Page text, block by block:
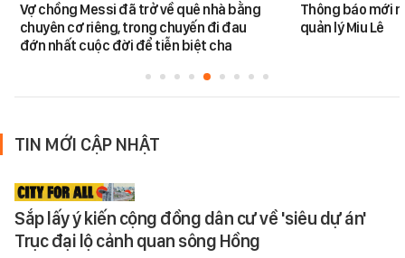
Vợ chồng Messi đã trở về quê nhà bằng
chuyên cơ riêng, trong chuyến đi đau
đớn nhất cuộc đời để tiễn biệt cha
Thông báo mới
quản lý Miu Lê
TIN MỚI CẬP NHẬT
Sắp lấy ý kiến cộng đồng dân cư về 'siêu dự án'
Trục đại lộ cảnh quan sông Hồng